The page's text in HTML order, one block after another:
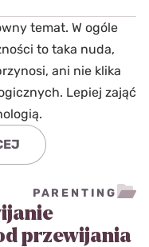
temat. W ogóle
to taka nuda,
ani nie klika
Lepiej zająć
PARENTING
przewijania